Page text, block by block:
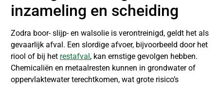
inzameling en scheiding
Zodra boor- slijp- en walsolie is verontreinigd, geldt het als
gevaarlijk afval. Een slordige afvoer, bijvoorbeeld door het
riool of bij het restafval , kan ernstige gevolgen hebben.
Chemicaliën en metaalresten kunnen in grondwater of
oppervlaktewater terechtkomen, wat grote risico’s